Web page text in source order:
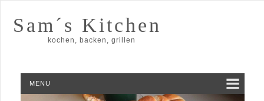
Sam´s Kitchen
kochen, backen, grillen
MENU